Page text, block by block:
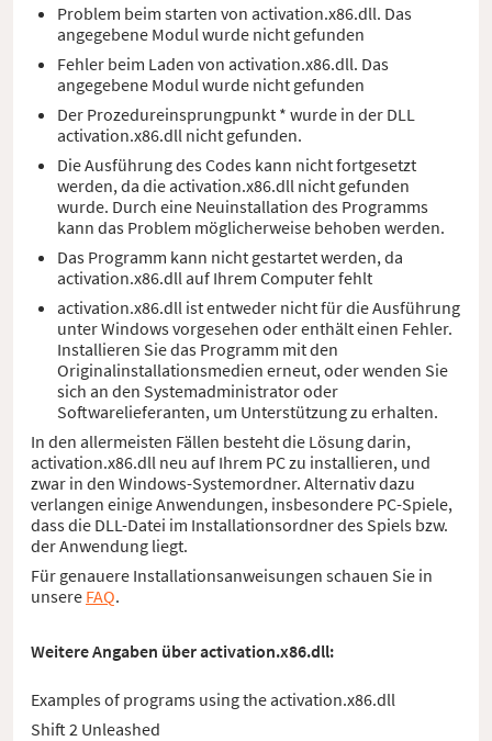
Problem beim starten von activation.x86.dll. Das
angegebene Modul wurde nicht gefunden
Fehler beim Laden von activation.x86.dll. Das
angegebene Modul wurde nicht gefunden
Der Prozedureinsprungpunkt * wurde in der DLL
activation.x86.dll nicht gefunden.
Die Ausführung des Codes kann nicht fortgesetzt
werden, da die activation.x86.dll nicht gefunden
wurde. Durch eine Neuinstallation des Programms
kann das Problem möglicherweise behoben werden.
Das Programm kann nicht gestartet werden, da
activation.x86.dll auf Ihrem Computer fehlt
activation.x86.dll ist entweder nicht für die Ausführung
unter Windows vorgesehen oder enthält einen Fehler.
Installieren Sie das Programm mit den
Originalinstallationsmedien erneut, oder wenden Sie
sich an den Systemadministrator oder
Softwarelieferanten, um Unterstützung zu erhalten.
In den allermeisten Fällen besteht die Lösung darin,
activation.x86.dll neu auf Ihrem PC zu installieren, und
zwar in den Windows-Systemordner. Alternativ dazu
verlangen einige Anwendungen, insbesondere PC-Spiele,
dass die DLL-Datei im Installationsordner des Spiels bzw.
der Anwendung liegt.
Für genauere Installationsanweisungen schauen Sie in
unsere FAQ.
Weitere Angaben über activation.x86.dll:
Examples of programs using the activation.x86.dll
Shift 2 Unleashed